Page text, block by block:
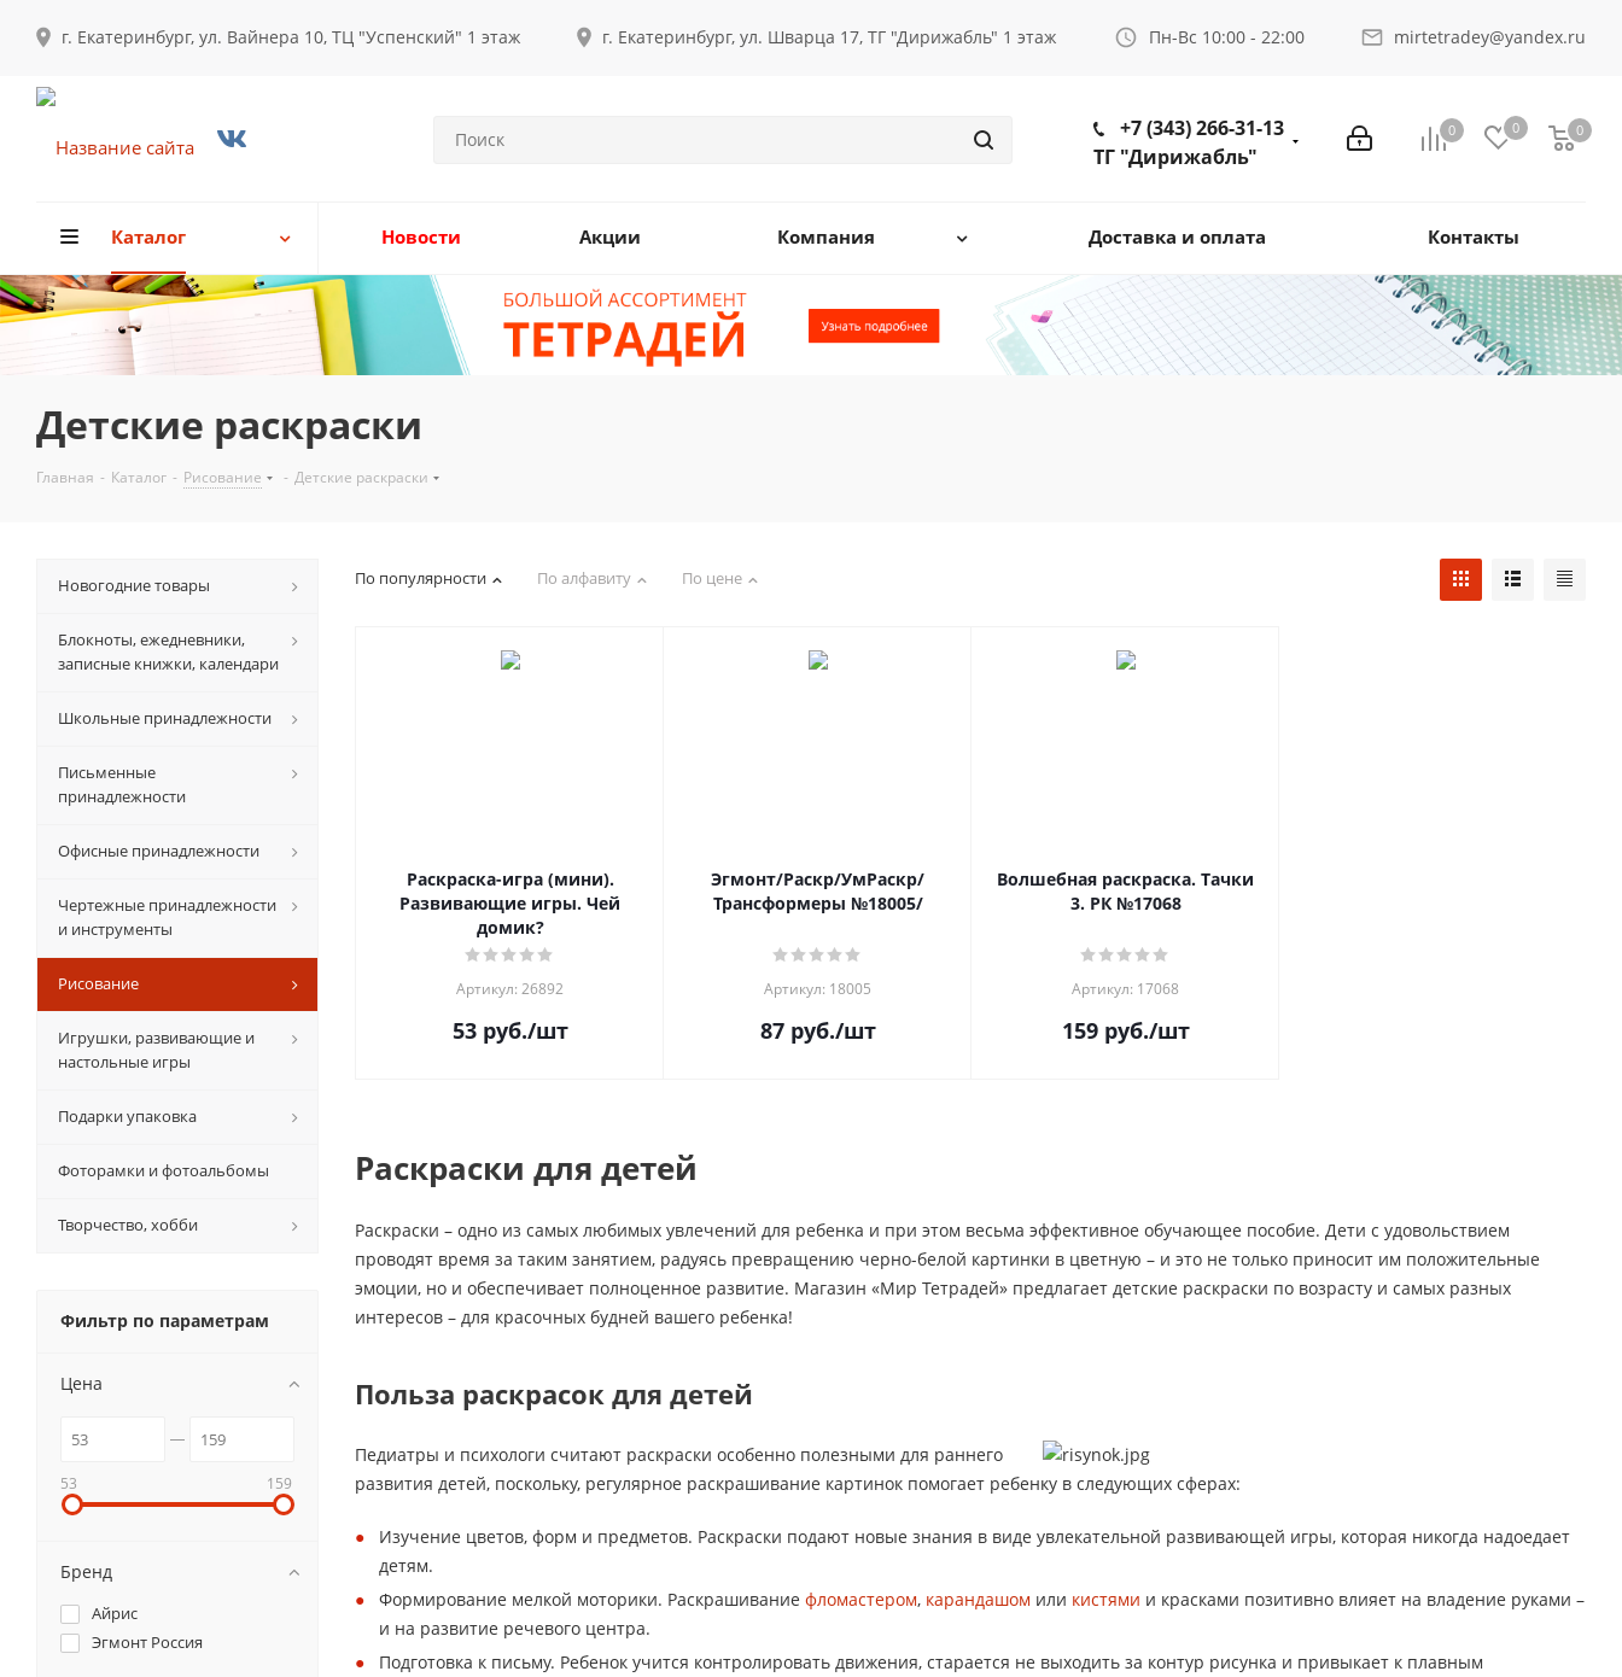
г. Екатеринбург, ул. Вайнера 10, ТЦ "Успенский" 1 этаж г. Екатеринбург, ул. Шварца 17, ТГ "Дирижабль" 1 этаж Пн-Вс 10:00 - 22:00 mirtetradey@yandex.ru
0 0 0
+7 (343) 266-31-13
ТГ "Дирижабль"
Каталог Новости Акции Компания Доставка и оплата Контакты
Детские раскраски
Главная - Каталог - Рисование - Детские раскраски
По популярности По алфавиту По цене
Раскраска-игра (мини).
Развивающие игры. Чей
домик?
Артикул: 26892
53руб./шт
Эгмонт/Раскр/УмРаскр/
Трансформеры №18005/
Артикул: 18005
87руб./шт
Волшебная раскраска. Тачки
3. РК №17068
Артикул: 17068
159руб./шт
Раскраски для детей
Раскраски – одно из самых любимых увлечений для ребенка и при этом весьма эффективное обучающее пособие. Дети с удовольствием
проводят время за таким занятием, радуясь превращению черно-белой картинки в цветную – и это не только приносит им положительные
эмоции, но и обеспечивает полноценное развитие. Магазин «Мир Тетрадей» предлагает детские раскраски по возрасту и самых разных
интересов – для красочных будней вашего ребенка!
Польза раскрасок для детей
Педиатры и психологи считают раскраски особенно полезными для раннего
развития детей, поскольку, регулярное раскрашивание картинок помогает ребенку в следующих сферах:
Изучение цветов, форм и предметов. Раскраски подают новые знания в виде увлекательной развивающей игры, которая никогда надоедает
детям.
Формирование мелкой моторики. Раскрашивание фломастером, карандашом или кистями и красками позитивно влияет на владение руками –
и на развитие речевого центра.
Подготовка к письму. Ребенок учится контролировать движения, старается не выходить за контур рисунка и привыкает к плавным
Новогодние товары
Блокноты, ежедневники,
записные книжки, календари
Школьные принадлежности
Письменные
принадлежности
Офисные принадлежности
Чертежные принадлежности
и инструменты
Рисование
Игрушки, развивающие и
настольные игры
Подарки упаковка
Фоторамки и фотоальбомы
Творчество, хобби
Фильтр по параметрам
Цена
53 159
Бренд
Айрис
Эгмонт Россия